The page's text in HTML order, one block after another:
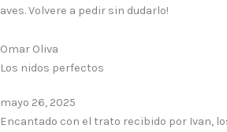
aves. Volvere a pedir sin dudarlo!
Omar Oliva
Los nidos perfectos
mayo 26, 2025
Encantado con el trato recibido por Ivan,